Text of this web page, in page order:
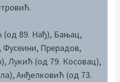
(од 89. Нађ), Бањац,
Прерадов,
Лукић (од 79. Косовац),
Анђелковић (од 73.